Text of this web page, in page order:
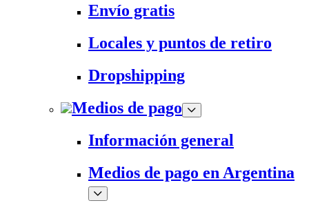
Envío gratis
Locales y puntos de retiro
Dropshipping
Medios de pago
Información general
Medios de pago en Argentina